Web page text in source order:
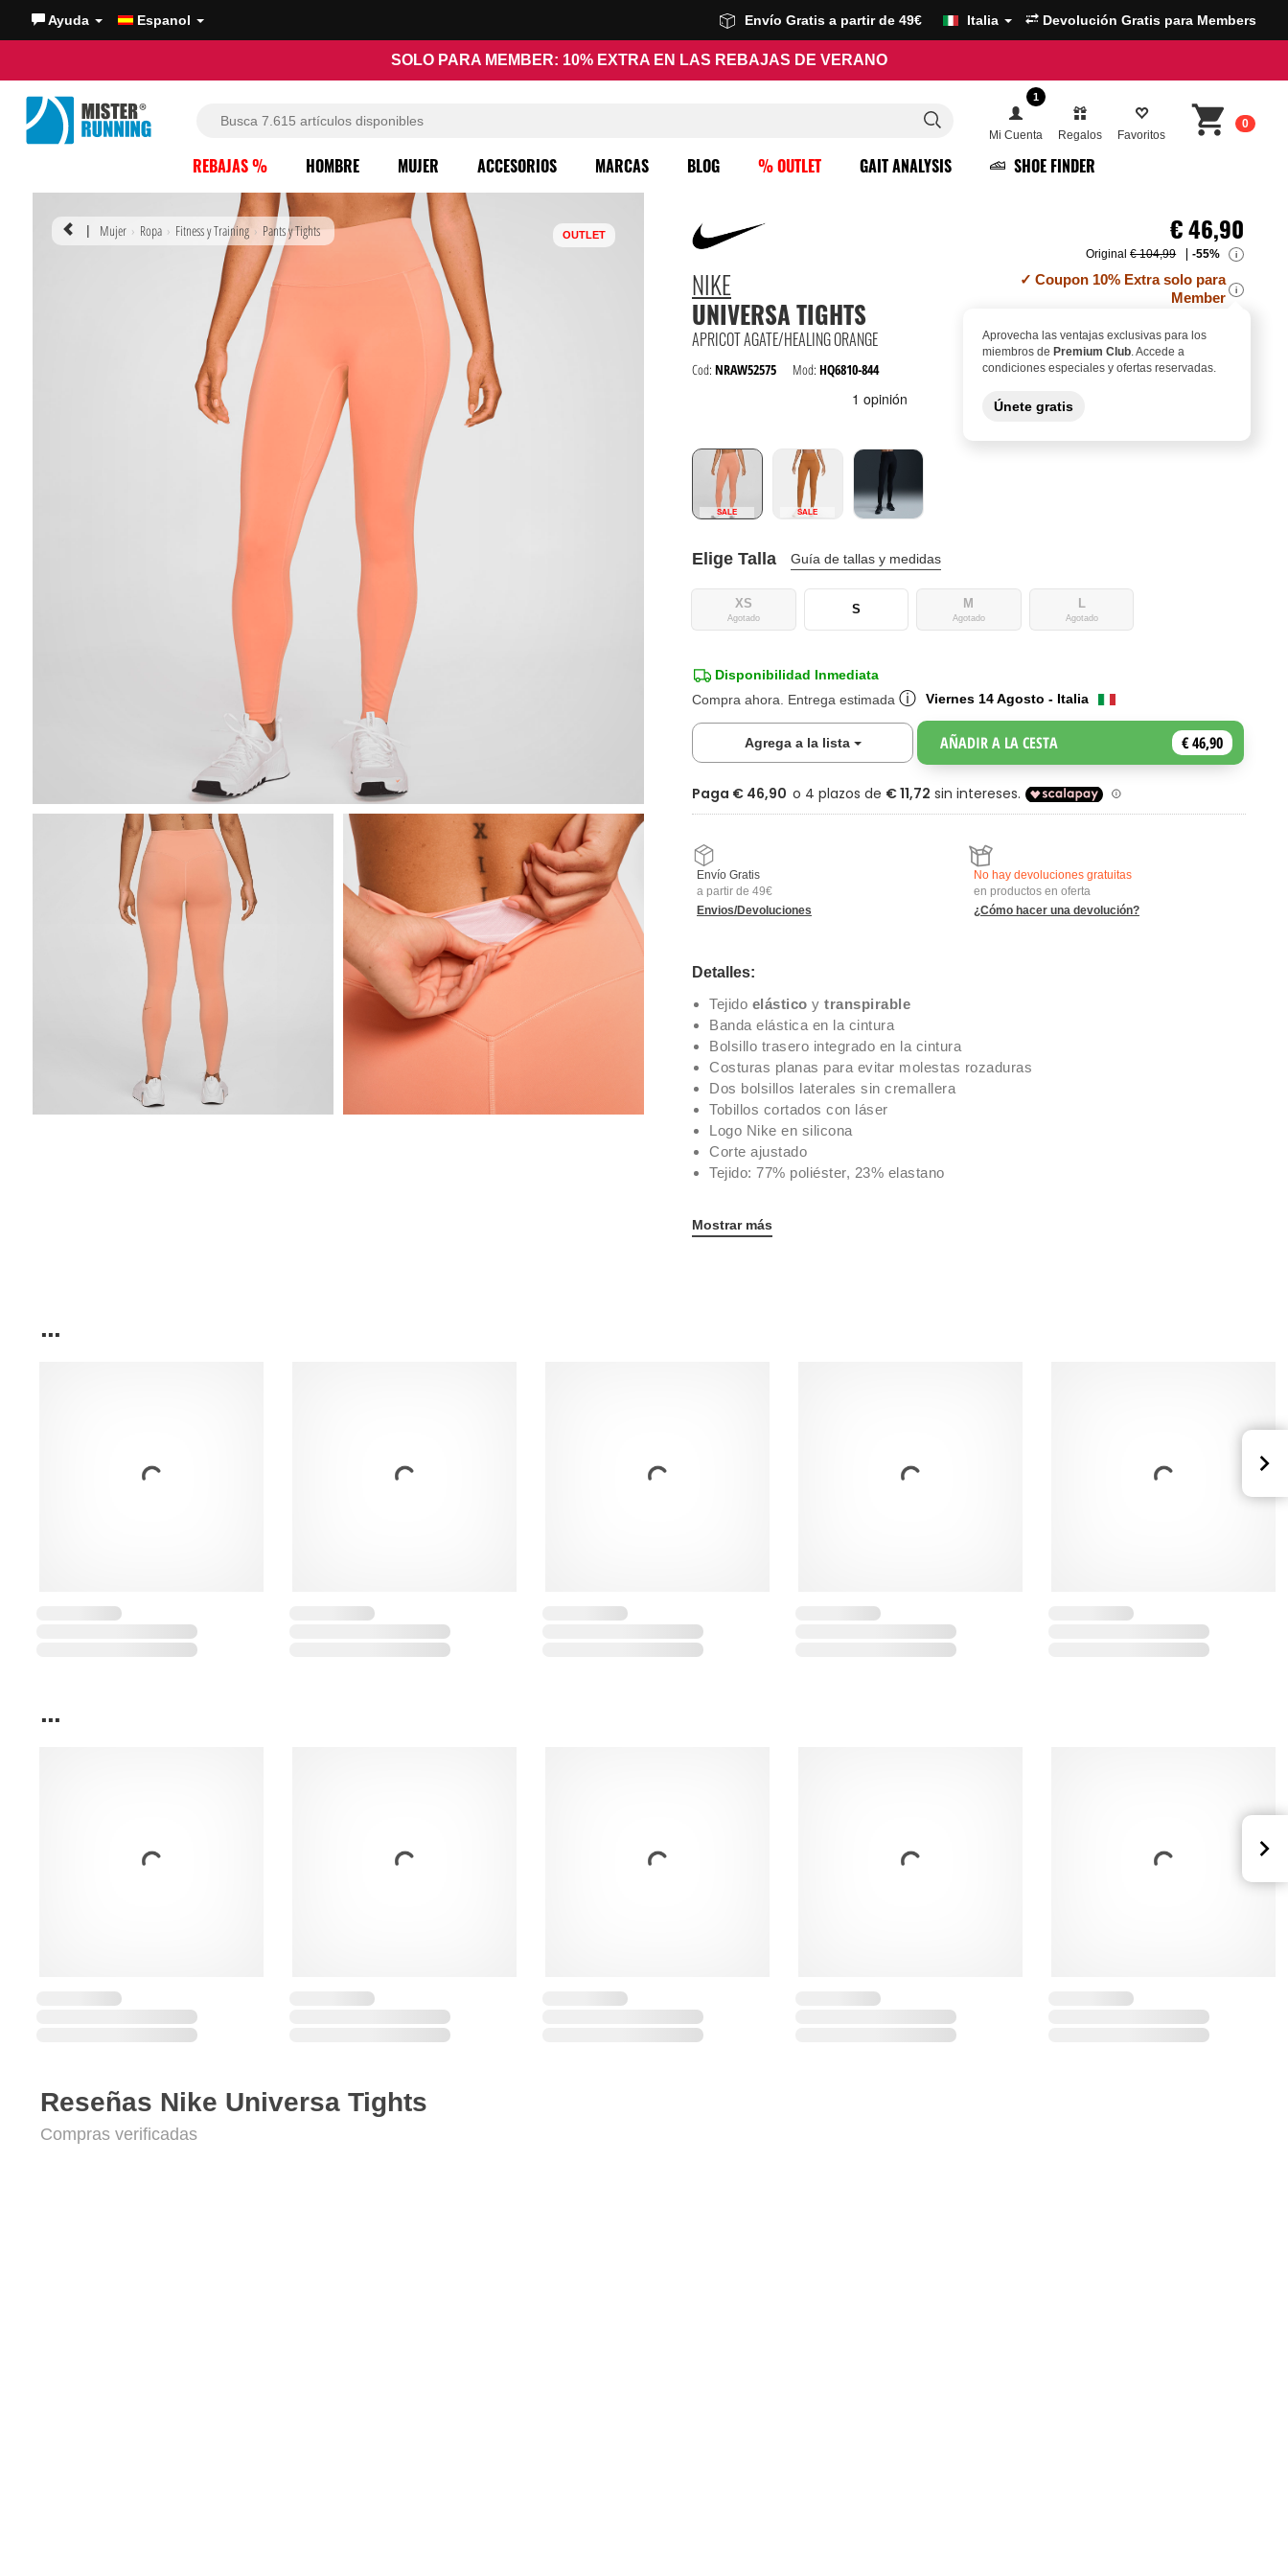
Ayuda Espanol Envío Gratis a partir de 49€ Italia Devolución Gratis para Members
SOLO PARA MEMBER: 10% EXTRA EN LAS REBAJAS DE VERANO
1
Mi Cuenta Regalos Favoritos
0
REBAJAS % HOMBRE MUJER ACCESORIOS MARCAS BLOG % OUTLET GAIT ANALYSIS SHOE FINDER
NIKE
UNIVERSA TIGHTS
APRICOT AGATE/HEALING ORANGE
Cod: NRAW52575 Mod: HQ6810-844
€46,90
Original€ 104,99 -55% i
Coupon 10% Extra solo para
Member
i
Aprovecha las ventajas exclusivas para los
miembros de Premium Club. Accede a
condiciones especiales y ofertas reservadas.
Únete gratis
SALE SALE
Elige Talla Guía de tallas y medidas
XS
Agotado
S M
Agotado
L
Agotado
Disponibilidad Inmediata
Compra ahora. Entrega estimada ⓘ Viernes 14 Agosto - Italia
Agrega a la lista Toggle DropdownAÑADIR A LA CESTA € 46,90
Paga € 46,90
Envío Gratis
a partir de 49€
Envios/Devoluciones
No hay devoluciones gratuitas
en productos en oferta
¿Cómo hacer una devolución?
Detalles:
Tejido elástico y transpirable
Banda elástica en la cintura
Bolsillo trasero integrado en la cintura
Costuras planas para evitar molestas rozaduras
Dos bolsillos laterales sin cremallera
Tobillos cortados con láser
Logo Nike en silicona
Corte ajustado
Tejido: 77% poliéster, 23% elastano
Mostrar más
OUTLET
| Mujer Ropa Fitness y Training Pants y Tights
...
...
Reseñas Nike Universa Tights
Compras verificadas